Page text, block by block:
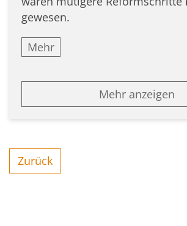
gewesen.
Mehr
Mehr anzeigen
Zurück